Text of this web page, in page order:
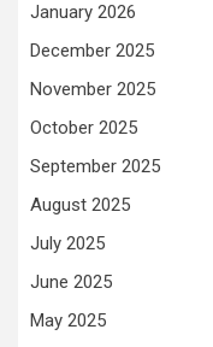
January 2026
December 2025
November 2025
October 2025
September 2025
August 2025
July 2025
June 2025
May 2025